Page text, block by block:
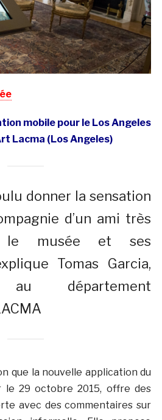
mobile pour le Los Angeles
Lacma (Los Angeles)
donner la sensation
d’un ami très
le musée et ses
Tomas Garcia,
au département
que la nouvelle application du
le 29 octobre 2015, offre des
avec des commentaires sur